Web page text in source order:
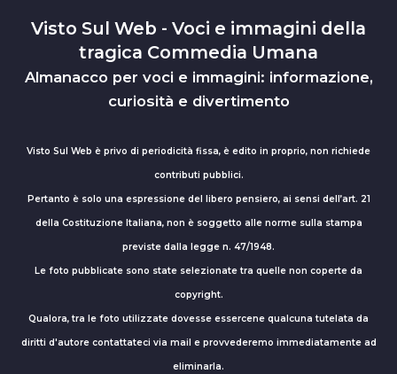
Visto Sul Web - Voci e immagini della
tragica Commedia Umana
Almanacco per voci e immagini: informazione,
curiosità e divertimento
Visto Sul Web è privo di periodicità fissa, è edito in proprio, non richiede
contributi pubblici.
Pertanto è solo una espressione del libero pensiero, ai sensi dell’art. 21
della Costituzione Italiana, non è soggetto alle norme sulla stampa
previste dalla legge n. 47/1948.
Le foto pubblicate sono state selezionate tra quelle non coperte da
copyright.
Qualora, tra le foto utilizzate dovesse essercene qualcuna tutelata da
diritti d'autore contattateci via mail e provvederemo immediatamente ad
eliminarla.